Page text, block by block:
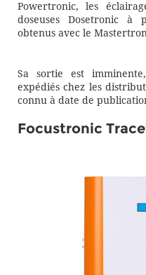
Powertronic, les
doseuses Dosetronic
obtenus avec le
Sa sortie est
expédiés chez les
connu à date de
Focustronic